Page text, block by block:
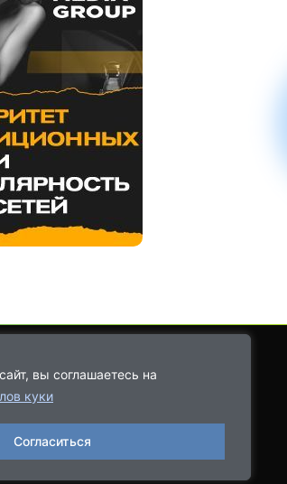
вы соглашаетесь на
куки
Согласиться